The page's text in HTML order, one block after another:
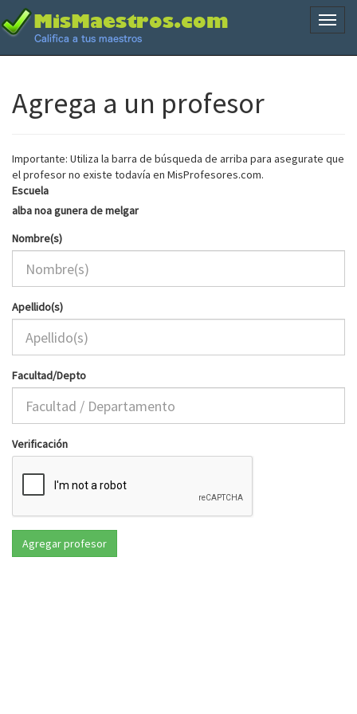
Agrega a un profesor
Importante: Utiliza la barra de búsqueda de arriba para asegurate que
el profesor no existe todavía en MisProfesores.com.
Escuela
alba noa gunera de melgar
Nombre(s)
Apellido(s)
Facultad/Depto
Verificación